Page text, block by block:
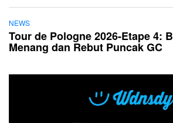
NEWS
Tour de Pologne 2026-Etape 4:
Menang dan Rebut Puncak GC